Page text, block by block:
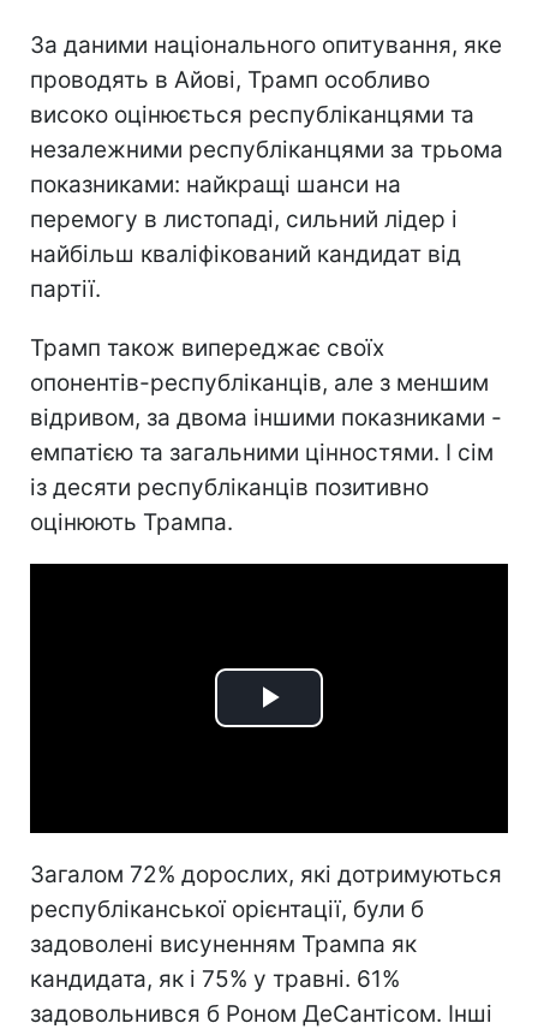
За даними національного опитування, яке
проводять в Айові, Трамп особливо
високо оцінюється республіканцями та
незалежними республіканцями за трьома
показниками: найкращі шанси на
перемогу в листопаді, сильний лідер і
найбільш кваліфікований кандидат від
партії.
Трамп також випереджає своїх
опонентів-республіканців, але з меншим
відривом, за двома іншими показниками -
емпатією та загальними цінностями. І сім
із десяти республіканців позитивно
оцінюють Трампа.
Play
Загалом 72% дорослих, які дотримуються
республіканської орієнтації, були б
задоволені висуненням Трампа як
кандидата, як і 75% у травні. 61%
задовольнився б Роном ДеСантісом. Інші